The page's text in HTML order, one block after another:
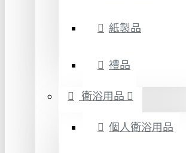
紙製品
禮品
衛浴用品
個人衛浴用品